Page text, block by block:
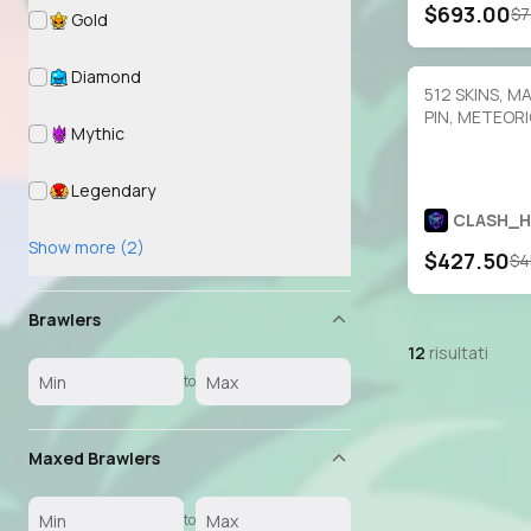
Gold
Diamond
Mythic
Legendary
Show more (2)
Brawlers
to
Maxed Brawlers
to
$693.00
512 SKINS,
PIN,
BUFFIES, 1500
$427.50
12 risultati